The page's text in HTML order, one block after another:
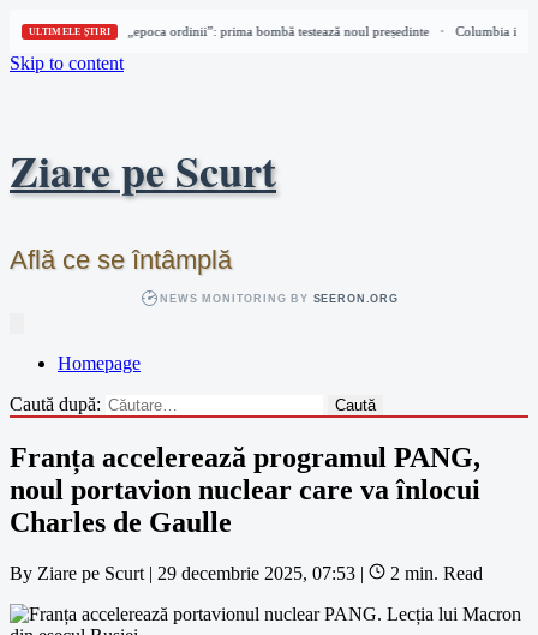
ULTIMELE ȘTIRI
Columbia intră în „epoca ordinii”: prima bombă testează noul președinte Columbia
Skip to content
Ziare pe Scurt
Află ce se întâmplă
NEWS MONITORING BY SEERON.ORG
Homepage
Caută după:
Franța accelerează programul PANG,
noul portavion nuclear care va înlocui
Charles de Gaulle
By Ziare pe Scurt | 29 decembrie 2025, 07:53 | 2 min. Read